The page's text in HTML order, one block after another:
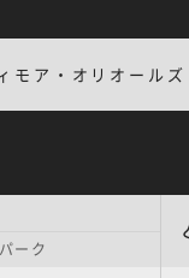
モア・オリオールズ
ーク